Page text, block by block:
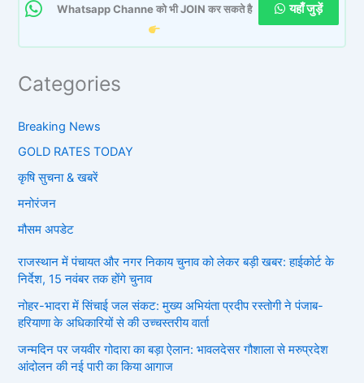
Whatsapp Channe को भी JOIN कर सकते है
यहाँ जुड़ें
Categories
Breaking News
GOLD RATES TODAY
कृषि सुचना & खबरें
मनोरंजन
मौसम अपडेट
राजस्थान में पंचायत और नगर निकाय चुनाव को लेकर बड़ी खबर: हाईकोर्ट के
निर्देश, 15 नवंबर तक होंगे चुनाव
नोहर-भादरा में सिंचाई जल संकट: मुख्य अभियंता प्रदीप रस्तोगी ने पंजाब-
हरियाणा के अधिकारियों से की उच्चस्तरीय वार्ता
जन्मदिन पर जयवीर गोदारा का बड़ा ऐलान: भावलदेसर गौशाला से मरुप्रदेश
आंदोलन की नई पारी का किया आगाज